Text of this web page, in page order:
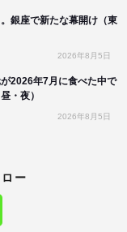
銀座で新たな幕開け（東
2026年8月5日
2026年7月に食べた中で
・夜）
2026年8月5日
ー